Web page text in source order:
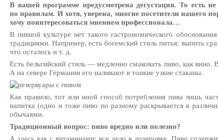
В вашей программе предусмотрена дегустация. То есть
по правилам. И хотя, уверена, многие посетители нашего
хочу поинтересоваться мнением профессионала…
В пивной культуре нет такого гастрономического
традициями. Например, есть богемский стиль питья: выпить
что осталось и т. д.
Есть бельгийский стиль — медленно смаковать пиво, как
А на севере Германии его наливают в тонкие узкие стаканы.
Как правило, тот или иной способ потребления пива лишь
напитка (одно и тоже пиво по разному раскрывается в
обычаями.
Традиционный вопрос: пиво вредно или полезно?